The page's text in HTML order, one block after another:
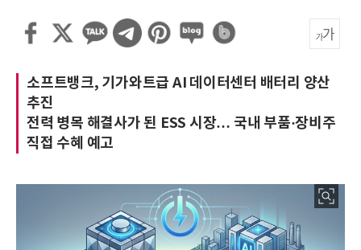
소프트뱅크, 기가와트급 AI 데이터센터 배터리 양산
추진
전력 병목 해결사가 된 ESS 시장… 국내 부품·장비주
직접 수혜 예고